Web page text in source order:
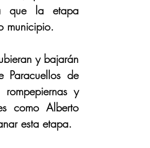
que la etapa
municipio.
y bajarán
Paracuellos de
y
como Alberto
esta etapa.